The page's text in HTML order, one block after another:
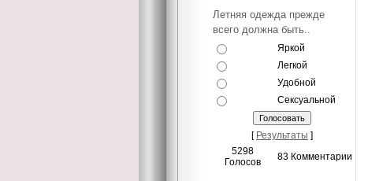
Летняя одежда прежде
всего должна быть..
Яркой
Легкой
Удобной
Сексуальной
[ Результаты ]
5298
Голосов
83 Комментарии